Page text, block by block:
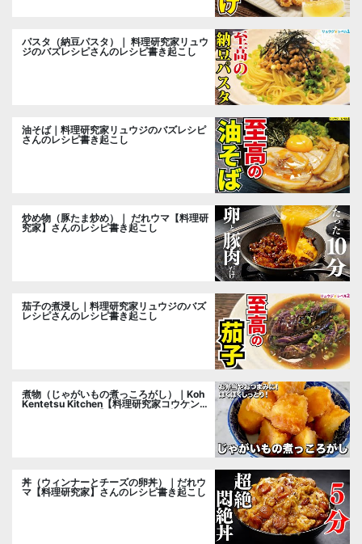
パスタ（納豆パスタ）｜ 料理研究家リュウ
ジのバズレシピさんのレシピ書き起こし
油そば｜料理研究家リュウジのバズレシピ
さんのレシピ書き起こし
炒め物（豚たま炒め）｜ だれウマ【料理研
究家】さんのレシピ書き起こし
茄子の煮浸し｜料理研究家リュウジのバズ
レシピさんのレシピ書き起こし
煮物（じゃがいもの煮っころがし）｜Koh
Kentetsu Kitchen【料理研究家コウケンテ
丼（ウィンナーとチーズの卵丼）｜だれウ
マ【料理研究家】さんのレシピ書き起こし